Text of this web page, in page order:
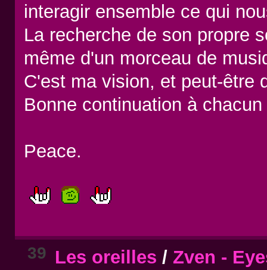
interagir ensemble ce qui
La recherche de son propre
même d'un morceau de
C'est ma vision, et peut-être
Bonne continuation à
Peace.
39 Les oreilles / Zven -